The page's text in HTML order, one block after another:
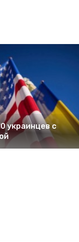
украинцев с